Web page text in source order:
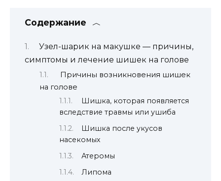
Содержание
Узел-шарик на макушке — причины,
симптомы и лечение шишек на голове
Причины возникновения шишек
на голове
Шишка, которая появляется
вследствие травмы или ушиба
Шишка после укусов
насекомых
Атеромы
Липома